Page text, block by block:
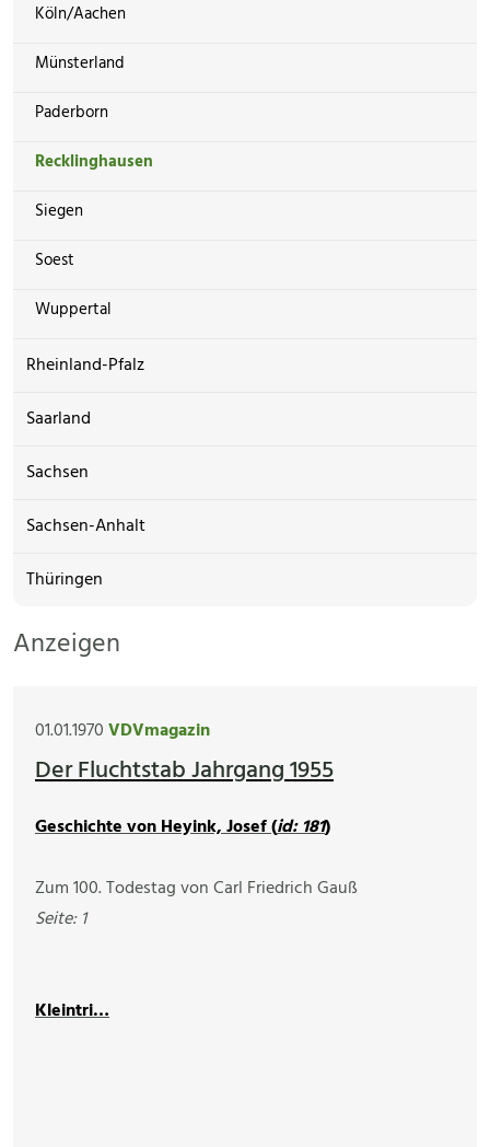
Köln/Aachen
Münsterland
Paderborn
Recklinghausen
Siegen
Soest
Wuppertal
Rheinland-Pfalz
Saarland
Sachsen
Sachsen-Anhalt
Thüringen
Anzeigen
01.01.1970VDVmagazin
Der Fluchtstab Jahrgang 1955
Geschichte von Heyink, Josef (id: 181)
Zum 100. Todestag von Carl Friedrich Gauß
Seite: 1
Kleintri…